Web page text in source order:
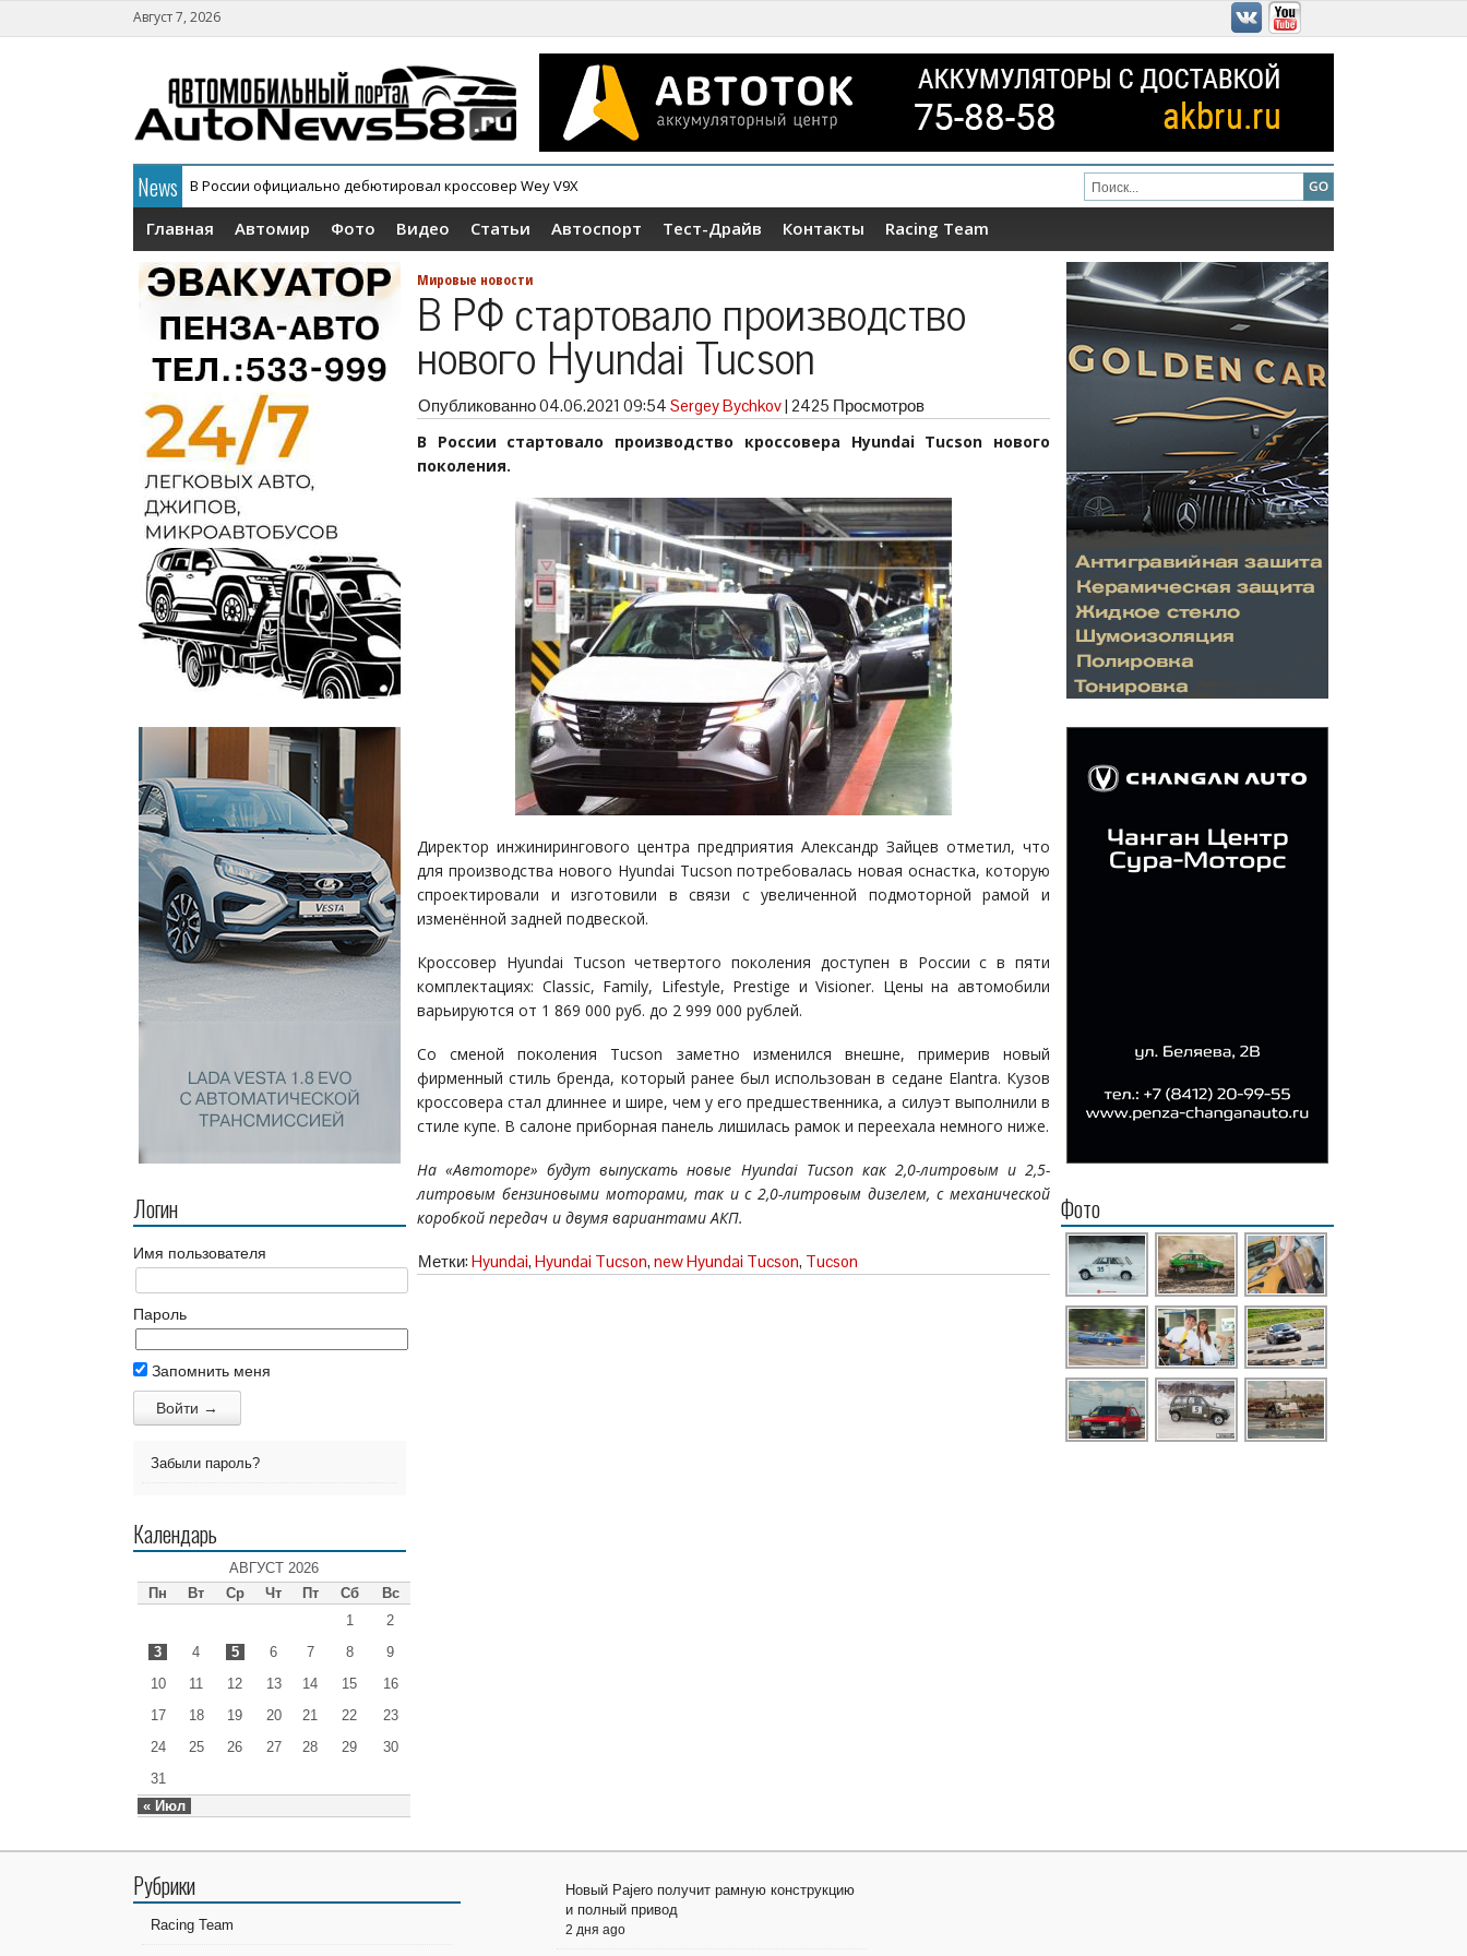
Август 7, 2026
News В России официально дебютировал кроссовер Wey V9X
АГР официально снял с конвейера кроссовер Tenet T4
Главная Автомир Фото Видео Статьи Автоспорт Тест-Драйв Контакты Racing Team
Логин
Имя пользователя
Пароль
Запомнить меня
Забыли пароль?
Календарь
АВГУСТ 2026
Пн
Вт Ср Чт Пт Сб Вс
« Июл
1
2
3
4 5 6 7 8
9
10
11 12 13 14 15
16
17
18 19 20 21 22
23
24
25 26 27 28 29
30
31
Мировые новости
В РФ стартовало производство
нового Hyundai Tucson
Опубликованно04.06.2021 09:54 Sergey Bychkov| 2425 Просмотров
В России стартовало производство кроссовера Hyundai Tucson нового
поколения.
Директор инжинирингового центра предприятия Александр Зайцев отметил, что
для производства нового Hyundai Tucson потребовалась новая оснастка, которую
спроектировали и изготовили в связи с увеличенной подмоторной рамой и
изменённой задней подвеской.
Кроссовер Hyundai Tucson четвертого поколения доступен в России с в пяти
комплектациях: Classic, Family, Lifestyle, Prestige и Visioner. Цены на автомобили
варьируются от 1 869 000 руб. до 2 999 000 рублей.
Со сменой поколения Tucson заметно изменился внешне, примерив новый
фирменный стиль бренда, который ранее был использован в седане Elantra. Кузов
кроссовера стал длиннее и шире, чем у его предшественника, а силуэт выполнили в
стиле купе. В салоне приборная панель лишилась рамок и переехала немного ниже.
На «Автоторе» будут выпускать новые Hyundai Tucson как 2,0-литровым и 2,5-
литровым бензиновыми моторами, так и с 2,0-литровым дизелем, с механической
коробкой передач и двумя вариантами АКП.
Метки: Hyundai, Hyundai Tucson, new Hyundai Tucson, Tucson
Фото
Рубрики
Racing Team
Новый Pajero получит рамную конструкцию
и полный привод
2 дня ago